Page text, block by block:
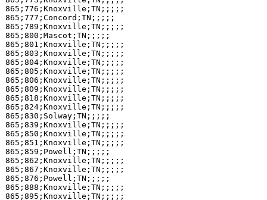
865;776;Knoxville;TN;;;;;
865;777;Concord;TN;;;;;
865;789;Knoxville;TN;;;;;
865;800;Mascot;TN;;;;;
865;801;Knoxville;TN;;;;;
865;803;Knoxville;TN;;;;;
865;804;Knoxville;TN;;;;;
865;805;Knoxville;TN;;;;;
865;806;Knoxville;TN;;;;;
865;809;Knoxville;TN;;;;;
865;818;Knoxville;TN;;;;;
865;824;Knoxville;TN;;;;;
865;830;Solway;TN;;;;;
865;839;Knoxville;TN;;;;;
865;850;Knoxville;TN;;;;;
865;851;Knoxville;TN;;;;;
865;859;Powell;TN;;;;;
865;862;Knoxville;TN;;;;;
865;867;Knoxville;TN;;;;;
865;876;Powell;TN;;;;;
865;888;Knoxville;TN;;;;;
865;895;Knoxville;TN;;;;;